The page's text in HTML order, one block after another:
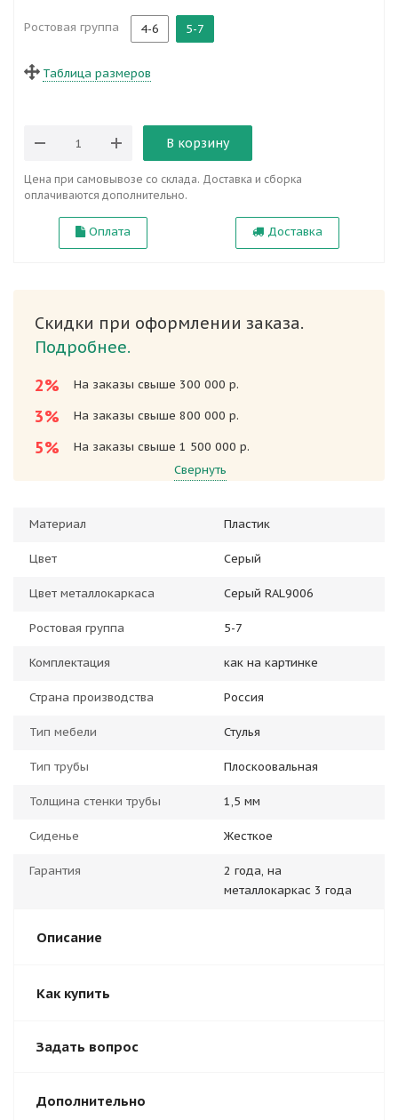
Ростовая группа 4-6 5-7
Таблица размеров
В корзину
Цена при самовывозе со склада. Доставка и сборка
оплачиваются дополнительно.
Оплата Доставка
Скидки при оформлении заказа.
Подробнее.
2%
На заказы свыше 300 000 р.
3% На заказы свыше 800 000 р.
5%
На заказы свыше 1 500 000 р.
Свернуть
Материал Пластик
Цвет Серый
Цвет металлокаркаса Серый RAL9006
Ростовая группа 5-7
Комплектация как на картинке
Страна производства Россия
Тип мебели Стулья
Тип трубы Плоскоовальная
Толщина стенки трубы 1,5 мм
Сиденье Жесткое
Гарантия
2 года, на
металлокаркас 3 года
Описание
Как купить
Задать вопрос
Дополнительно